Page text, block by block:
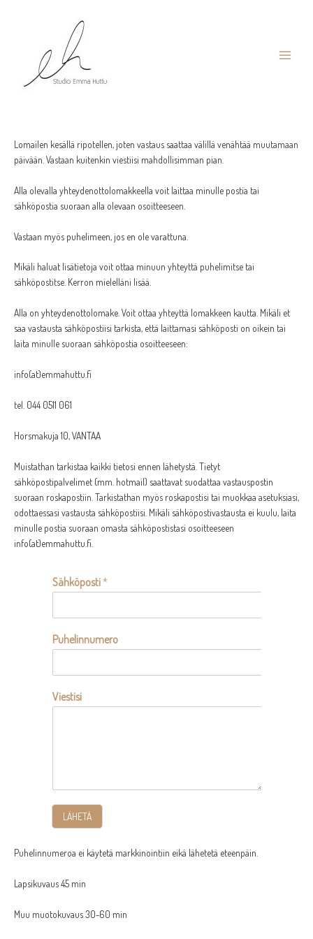
Yhteydenotto
Lomailen kesällä ripotellen, joten vastaus saattaa välillä venähtää muutamaan
päivään. Vastaan kuitenkin viestiisi mahdollisimman pian.
Alla olevalla yhteydenottolomakkeella voit laittaa minulle postia tai
sähköpostia suoraan alla olevaan osoitteeseen.
Vastaan myös puhelimeen, jos en ole varattuna.
Mikäli haluat lisätietoja voit ottaa minuun yhteyttä puhelimitse tai
sähköpostitse. Kerron mielelläni lisää.
Alla on yhteydenottolomake. Voit ottaa yhteyttä lomakkeen kautta. Mikäli et
saa vastausta sähköpostiisi tarkista, että laittamasi sähköposti on oikein tai
laita minulle suoraan sähköpostia osoitteeseen:
info(at)emmahuttu.fi
tel. 044 0511 061
Horsmakuja 10, VANTAA
Muistathan tarkistaa kaikki tietosi ennen lähetystä. Tietyt
sähköpostipalvelimet (mm. hotmail) saattavat suodattaa vastauspostin
suoraan roskapostiin. Tarkistathan myös roskapostisi tai muokkaa asetuksiasi,
odottaessasi vastausta sähköpostiisi. Mikäli sähköpostivastausta ei kuulu, laita
minulle postia suoraan omasta sähköpostistasi osoitteeseen
info(at)emmahuttu.fi.
Sähköposti*
Puhelinnumero
Viestisi
LÄHETÄ
Puhelinnumeroa ei käytetä markkinointiin eikä lähetetä eteenpäin.
Lapsikuvaus 45 min
Muu muotokuvaus 30-60 min